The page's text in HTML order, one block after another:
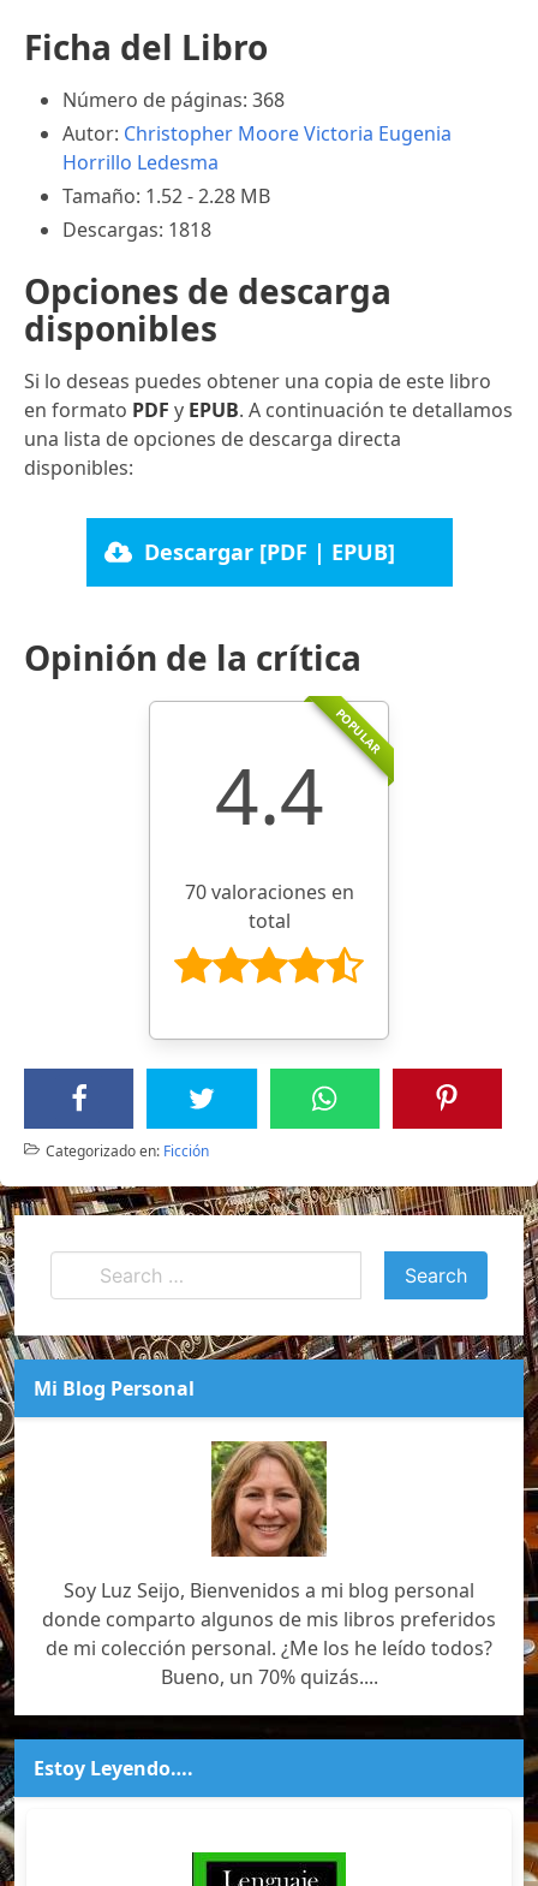
Ficha del Libro
Número de páginas: 368
Autor: Christopher MooreVictoria Eugenia
Horrillo Ledesma
Tamaño: 1.52 - 2.28 MB
Descargas: 1818
Opciones de descarga
disponibles
Si lo deseas puedes obtener una copia de este libro
en formato PDF y EPUB. A continuación te detallamos
una lista de opciones de descarga directa
disponibles:
Descargar [PDF | EPUB]
Opinión de la crítica
POPULAR
4.4
70 valoraciones en
total
Categorizado en: Ficción
Mi Blog Personal
Soy Luz Seijo, Bienvenidos a mi blog personal
donde comparto algunos de mis libros preferidos
de mi colección personal. ¿Me los he leído todos?
Bueno, un 70% quizás....
Estoy Leyendo….